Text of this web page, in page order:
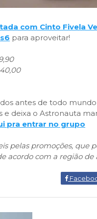
com Cinto Fivela
para aproveitar!
antes de todo
e deixa o Astronauta
pra entrar no grupo
pelas promoções,
acordo com a região de